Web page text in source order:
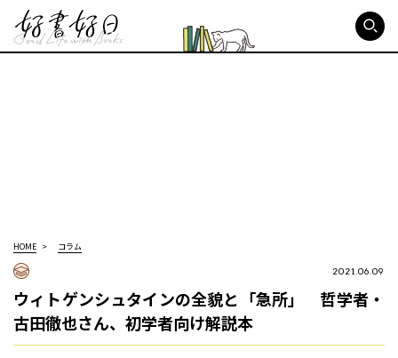
HOME コラム
2021.06.09
ウィトゲンシュタインの全貌と「急所」 哲学者・
古田徹也さん、初学者向け解説本